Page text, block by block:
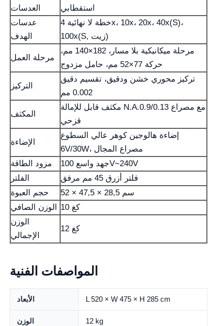
العدسات
استقطابي
عدسات
الهدف
خطة لا نهائية 4x، 10x، 20x، 40x(S)،
100x(S, زيت)
مرحلة العمل
مرحلة ميكانيكية بلا مسار، 182×140 مم،
حركة 77×52 مم، حامل مزدوج
التركيز
تركيز محوري خشن ودقيق، تقسيم دقيق
0.002 مم
المكثف
مكثف قابل للإمالة N.A.0.9/0.13 مع مصراع
قزحي
الإضاءة
إضاءة هالوجين كوهر عالي السطوع
6V/30W، مصراع المجال
مزود الطاقة
جهد واسع 100V~240V
الفلتر
فلتر أزرق 45 مم مرفق
حجم العبوة
52 × 47,5 × 28,5 سم
الوزن الصافي
10 كغ
الوزن
الإجمالي
12 كغ
المواصفات الفنية
الأبعاد L 520 × W 475 × H 285 cm
الوزن 12 kg